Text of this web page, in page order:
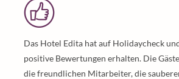
Das Hotel Edita hat auf Holidaycheck
positive Bewertungen erhalten. Die
die freundlichen Mitarbeiter, die